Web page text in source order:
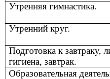
Утренняя гимнастика.
Утренний круг.
Подготовка к завтраку,
гигиена, завтрак.
Образовательная